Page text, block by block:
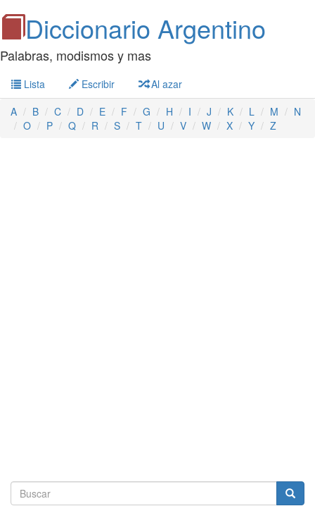
Diccionario Argentino
Palabras, modismos y mas
Lista Escribir
Al azar
A
B C D E F G H I J K L M
N
O
P Q R S T U V W X Y Z